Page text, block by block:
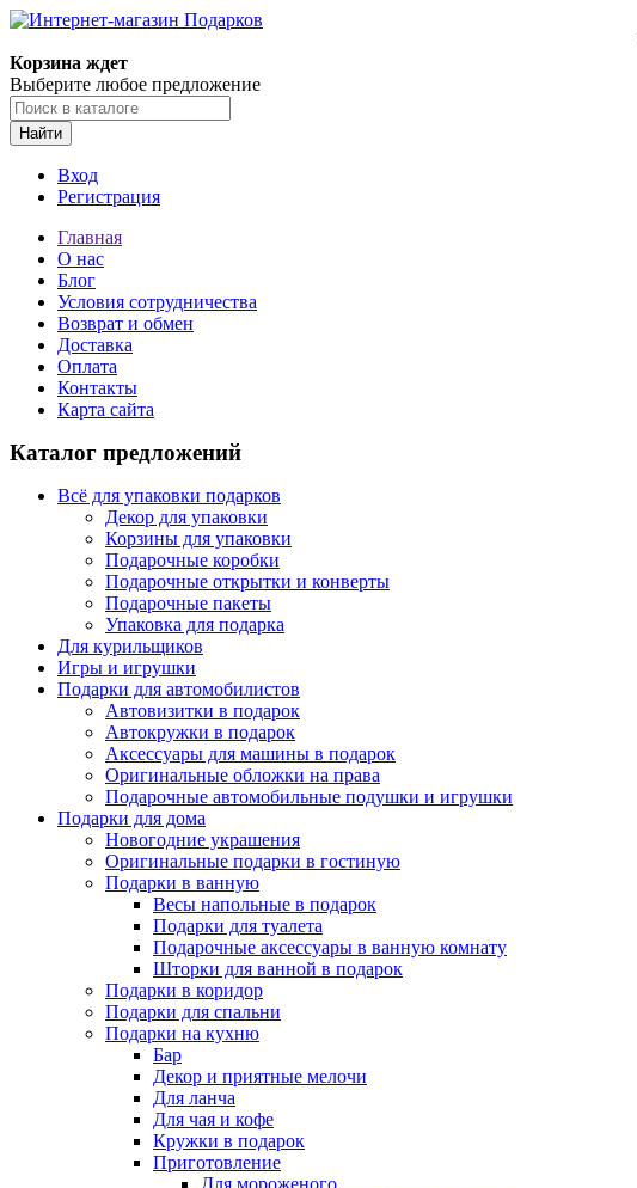
Корзина ждет
Выберите любое предложение
Найти
Вход
Регистрация
Главная
О нас
Блог
Условия сотрудничества
Возврат и обмен
Доставка
Оплата
Контакты
Карта сайта
Каталог предложений
Всё для упаковки подарков
Декор для упаковки
Корзины для упаковки
Подарочные коробки
Подарочные открытки и конверты
Подарочные пакеты
Упаковка для подарка
Для курильщиков
Игры и игрушки
Подарки для автомобилистов
Автовизитки в подарок
Автокружки в подарок
Аксессуары для машины в подарок
Оригинальные обложки на права
Подарочные автомобильные подушки и игрушки
Подарки для дома
Новогодние украшения
Оригинальные подарки в гостиную
Подарки в ванную
Весы напольные в подарок
Подарки для туалета
Подарочные аксессуары в ванную комнату
Шторки для ванной в подарок
Подарки в коридор
Подарки для спальни
Подарки на кухню
Бар
Декор и приятные мелочи
Для ланча
Для чая и кофе
Кружки в подарок
Приготовление
Для мороженого